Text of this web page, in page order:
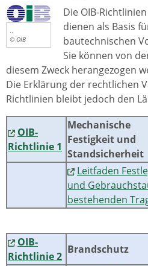
..
© OIB
Die OIB-
dienen als Basis
bautechnischen
Sie können von
diesem Zweck herangezogen
Die Erklärung der rechtlichen
Richtlinien bleibt jedoch den
OIB-
Richtlinie 1
Mechanische
Festigkeit und
Standsicherheit
Leitfaden
und
bestehenden
OIB-
Richtlinie 2
Brandschutz